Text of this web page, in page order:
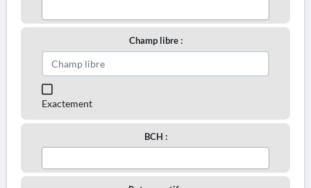
Champ libre :
Exactement
BCH :